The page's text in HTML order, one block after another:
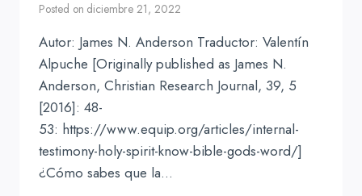
Posted on diciembre 21, 2022
Autor: James N. Anderson Traductor: Valentín
Alpuche [Originally published as James N.
Anderson, Christian Research Journal, 39, 5
[2016]: 48-
53: https://www.equip.org/articles/internal-
testimony-holy-spirit-know-bible-gods-word/]
¿Cómo sabes que la…